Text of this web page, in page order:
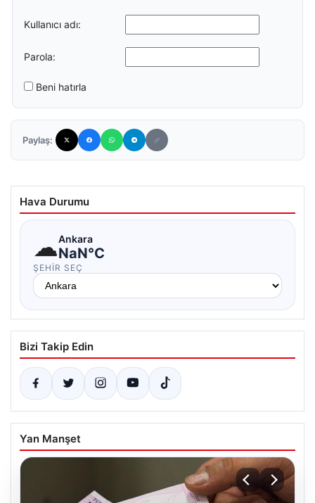
Kullanıcı adı:
Parola:
Beni hatırla
Paylaş:
Hava Durumu
☁Ankara
NaN°C
ŞEHIR SEÇ
Bizi Takip Edin
Yan Manşet